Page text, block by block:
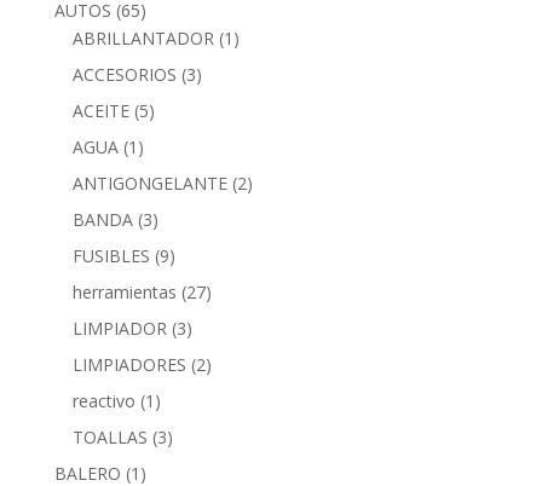
AUTOS (65)
ABRILLANTADOR (1)
ACCESORIOS (3)
ACEITE (5)
AGUA (1)
ANTIGONGELANTE (2)
BANDA (3)
FUSIBLES (9)
herramientas (27)
LIMPIADOR (3)
LIMPIADORES (2)
reactivo (1)
TOALLAS (3)
BALERO (1)